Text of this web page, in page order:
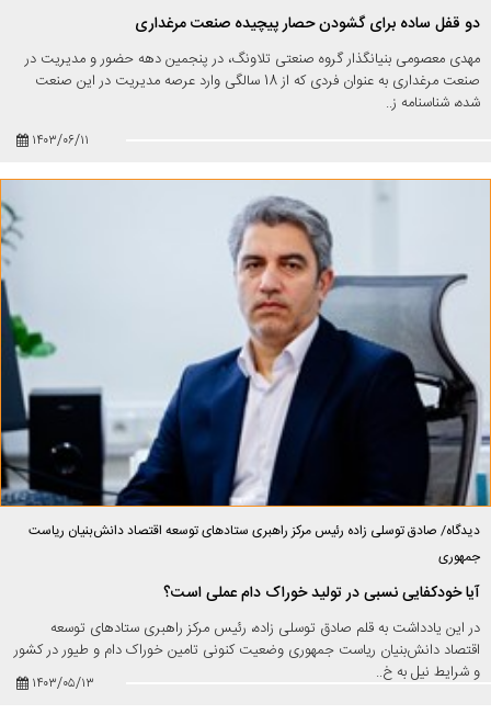
دو قفل ساده برای گشودن حصار پیچیده صنعت مرغداری
مهدی معصومی بنیانگذار گروه صنعتی تلاونگ، در پنجمین دهه حضور و مدیریت در
صنعت مرغداری به عنوان فردی که از 18 سالگی وارد عرصه مدیریت در این صنعت
شده، شناسنامه ز..
۱۴۰۳/۰۶/۱۱
دیدگاه/ صادق توسلی زاده رئیس مرکز راهبری ستادهای توسعه اقتصاد دانش‌بنیان ریاست
جمهوری
آیا خودکفایی نسبی در تولید خوراک دام عملی است؟
در این یادداشت به قلم صادق توسلی زاده، رئیس مرکز راهبری ستادهای توسعه
اقتصاد دانش‌بنیان ریاست جمهوری وضعیت کنونی تامین خوراک دام و طیور در کشور
و شرایط نیل به خ..
۱۴۰۳/۰۵/۱۳